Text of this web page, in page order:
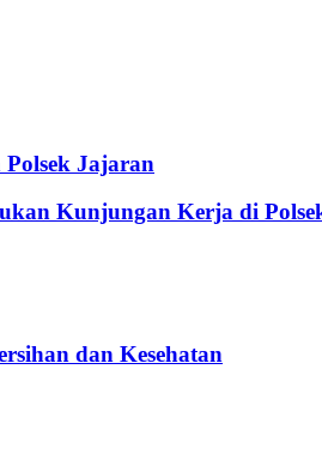
Jajaran
Kunjungan Kerja di
dan Kesehatan